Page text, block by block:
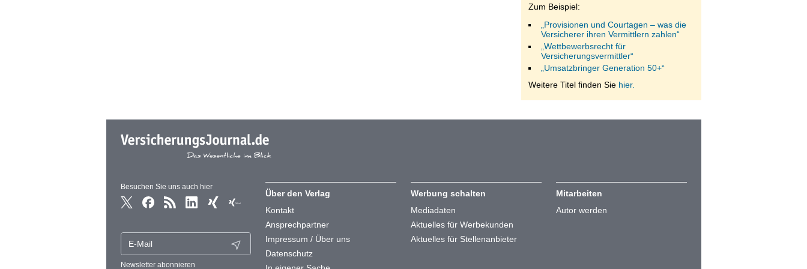
Zum Beispiel:
„Provisionen und Courtagen – was die
Versicherer ihren Vermittlern zahlen“
„Wettbewerbsrecht für
Versicherungsvermittler“
„Umsatzbringer Generation 50+“
Weitere Titel finden Sie hier.
Besuchen Sie uns auch hier
Newsletter abonnieren
Über den Verlag
Kontakt
Ansprechpartner
Impressum / Über uns
Datenschutz
Werbung schalten
Mediadaten
Aktuelles für Werbekunden
Aktuelles für Stellenanbieter
Mitarbeiten
Autor werden